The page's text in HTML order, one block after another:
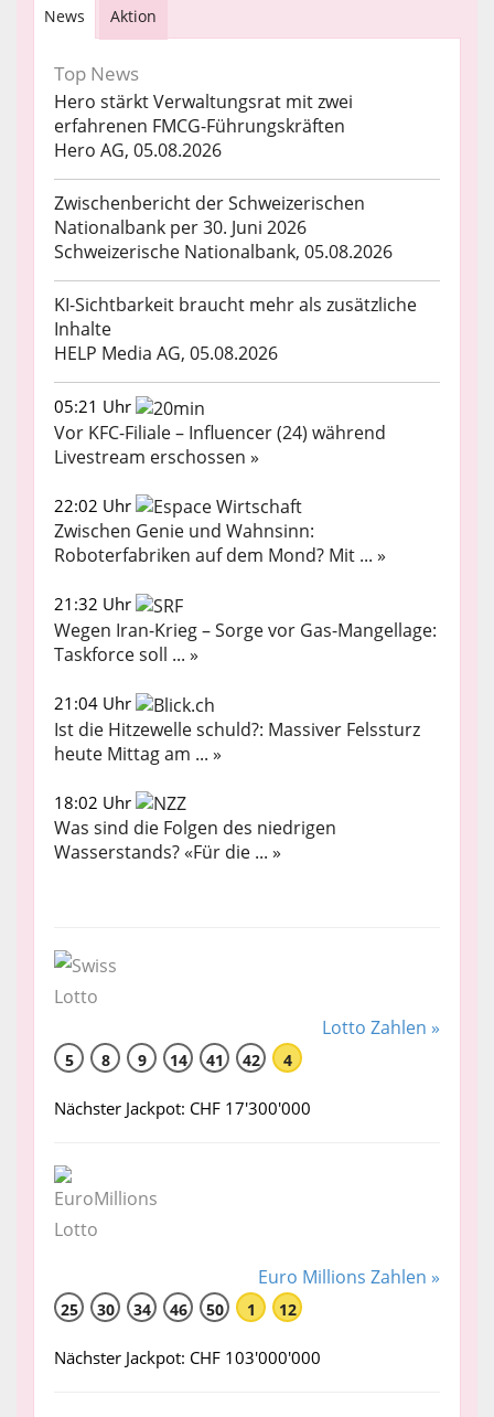
News Aktion
Top News
Hero stärkt Verwaltungsrat mit zwei
erfahrenen FMCG-Führungskräften
Hero AG, 05.08.2026
Zwischenbericht der Schweizerischen
Nationalbank per 30. Juni 2026
Schweizerische Nationalbank, 05.08.2026
KI-Sichtbarkeit braucht mehr als zusätzliche
Inhalte
HELP Media AG, 05.08.2026
05:21 Uhr
Vor KFC-Filiale – Influencer (24) während
Livestream erschossen »
22:02 Uhr
Zwischen Genie und Wahnsinn:
Roboterfabriken auf dem Mond? Mit ... »
21:32 Uhr
Wegen Iran-Krieg – Sorge vor Gas-Mangellage:
Taskforce soll ... »
21:04 Uhr
Ist die Hitzewelle schuld?: Massiver Felssturz
heute Mittag am ... »
18:02 Uhr
Was sind die Folgen des niedrigen
Wasserstands? «Für die ... »
Lotto Zahlen »
5 8 9 14 41 42 4
Nächster Jackpot: CHF 17'300'000
Euro Millions Zahlen »
25 30 34 46 50 1 12
Nächster Jackpot: CHF 103'000'000